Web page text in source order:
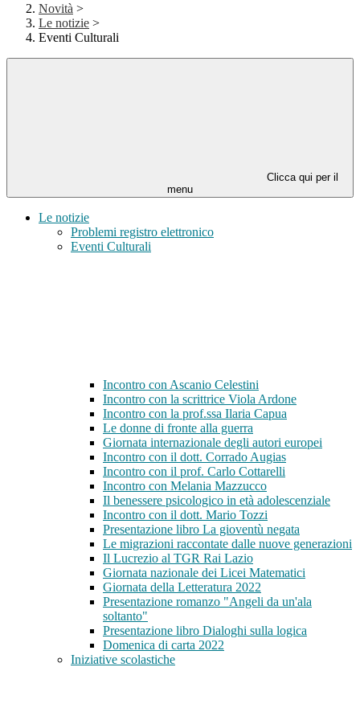
Novità >
Le notizie >
Eventi Culturali
Clicca qui per il
menu
Le notizie
Problemi registro elettronico
Eventi Culturali
Incontro con Ascanio Celestini
Incontro con la scrittrice Viola Ardone
Incontro con la prof.ssa Ilaria Capua
Le donne di fronte alla guerra
Giornata internazionale degli autori europei
Incontro con il dott. Corrado Augias
Incontro con il prof. Carlo Cottarelli
Incontro con Melania Mazzucco
Il benessere psicologico in età adolescenziale
Incontro con il dott. Mario Tozzi
Presentazione libro La gioventù negata
Le migrazioni raccontate dalle nuove generazioni
Il Lucrezio al TGR Rai Lazio
Giornata nazionale dei Licei Matematici
Giornata della Letteratura 2022
Presentazione romanzo "Angeli da un'ala
soltanto"
Presentazione libro Dialoghi sulla logica
Domenica di carta 2022
Iniziative scolastiche